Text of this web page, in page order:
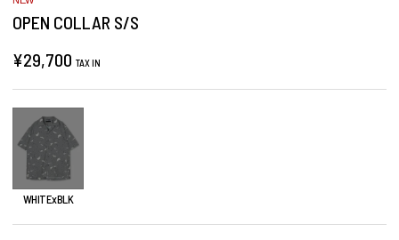
OPEN COLLAR S/S
¥29,700 TAX IN
WHITExBLK